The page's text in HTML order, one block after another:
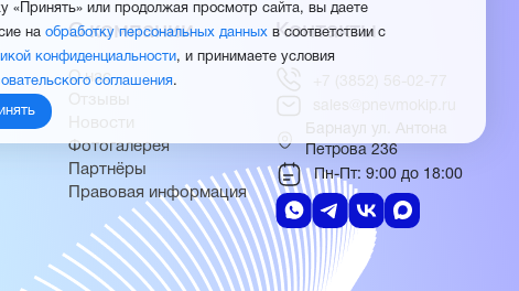
О компании
О нас
Отзывы
Новости
Фотогалерея
Партнёры
Правовая информация
Контакты
+7 (3852) 56-02-77
sales@pnevmokip.ru
Барнаул ул. Антона
Петрова 236
Пн-Пт: 9:00 до 18:00
«Принять» или продолжая просмотр сайта, вы даете
на обработку персональных данных в соответствии с
конфиденциальности, и принимаете условия
соглашения.